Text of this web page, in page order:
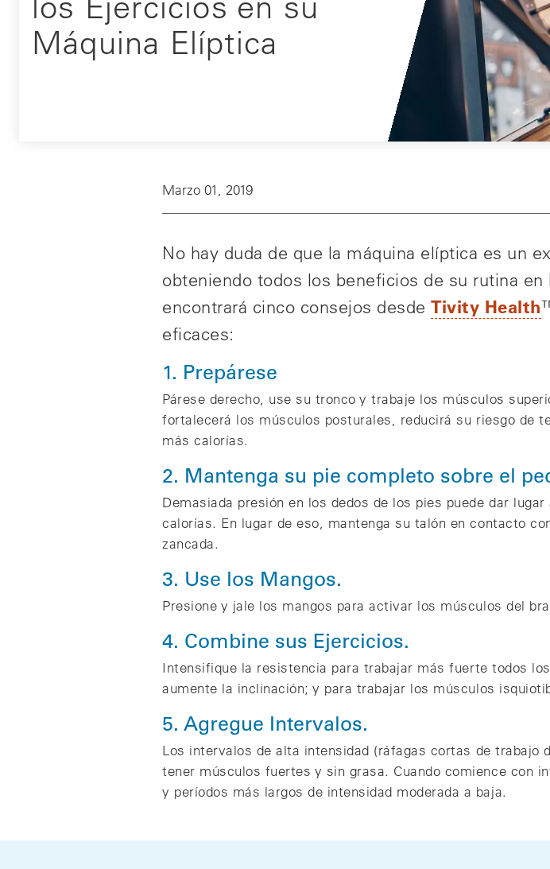
Máquina Elíptica
Marzo 01, 2019
No hay duda de que la máquina elíptica es un
obteniendo todos los beneficios de su rutina
encontrará cinco consejos desdeTivity Health
eficaces:
1. Prepárese
Párese derecho, use su tronco y trabaje los músculos
fortalecerá los músculos posturales, reducirá su riesgo de
más calorías.
2. Mantenga su pie completo sobre el
Demasiada presión en los dedos de los pies puede dar
calorías. En lugar de eso, mantenga su talón en contacto
zancada.
3. Use los Mangos.
Presione y jale los mangos para activar los músculos del
4. Combine sus Ejercicios.
Intensifique la resistencia para trabajar más fuerte todos
aumente la inclinación; y para trabajar los músculos
5. Agregue Intervalos.
Los intervalos de alta intensidad (ráfagas cortas de trabajo
tener músculos fuertes y sin grasa. Cuando comience con
y períodos más largos de intensidad moderada a baja.